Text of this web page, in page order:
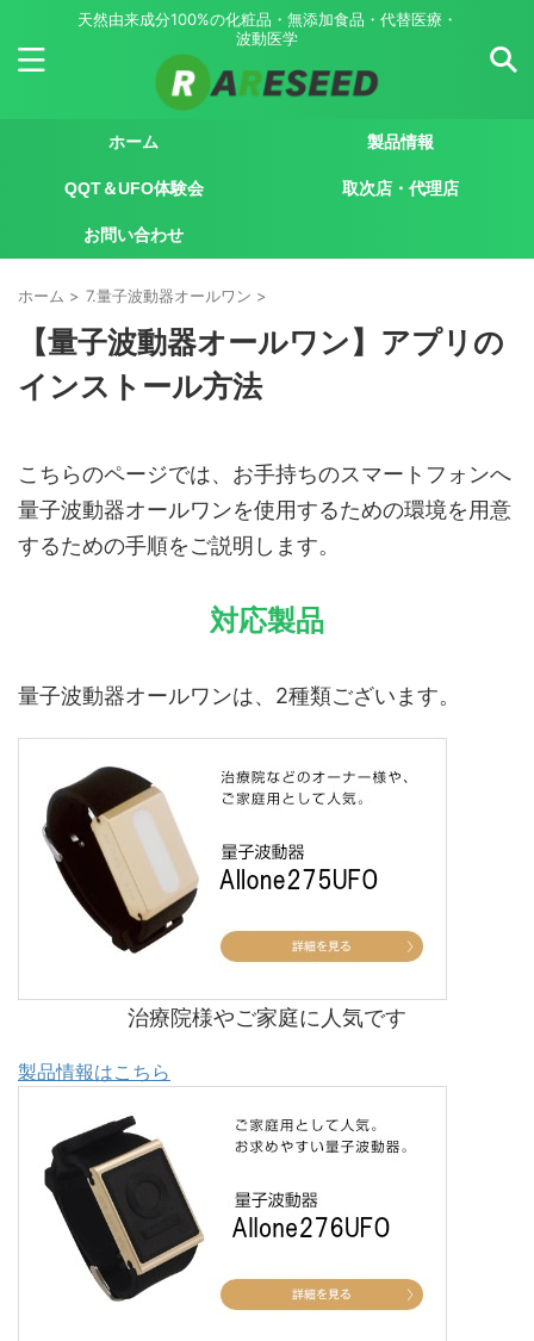
天然由来成分100%の化粧品・無添加食品・代替医療・
波動医学
ホーム 製品情報
QQT＆UFO体験会 取次店・代理店
お問い合わせ
ホーム > 7.量子波動器オールワン >
【量子波動器オールワン】アプリの
インストール方法
こちらのページでは、お手持ちのスマートフォンへ
量子波動器オールワンを使用するための環境を用意
するための手順をご説明します。
対応製品
量子波動器オールワンは、2種類ございます。
治療院様やご家庭に人気です
製品情報はこちら